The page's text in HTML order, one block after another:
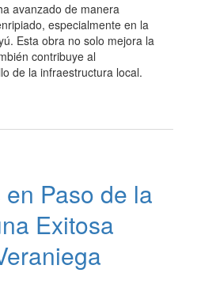
avanzado de manera
especialmente en la
Esta obra no solo mejora la
contribuye al
de la infraestructura local.
Paso de la
Exitosa